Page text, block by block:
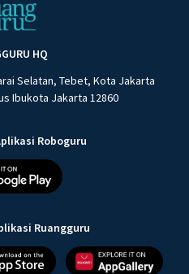
HQ
Selatan, Tebet, Kota Jakarta
Ibukota Jakarta 12860
Roboguru
Ruangguru